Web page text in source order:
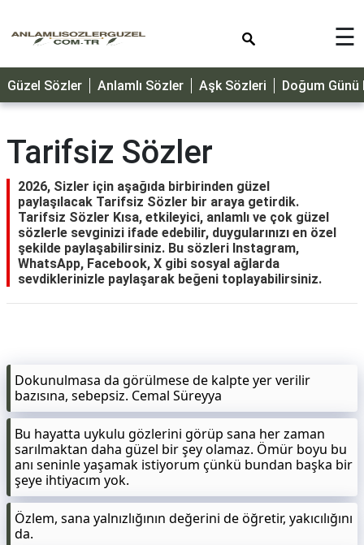
GÜZEL
SÖZLER
DOĞUM
GÜNÜ
MESAJLARI
ÖZEL
GÜNLER
DİNİ
SÖZLER
☰
Güzel Sözler Anlamlı Sözler Aşk Sözleri Doğum Günü
Tarifsiz Sözler
2026, Sizler için aşağıda birbirinden güzel
paylaşılacak Tarifsiz Sözler bir araya getirdik.
Tarifsiz Sözler Kısa, etkileyici, anlamlı ve çok güzel
sözlerle sevginizi ifade edebilir, duygularınızı en özel
şekilde paylaşabilirsiniz. Bu sözleri Instagram,
WhatsApp, Facebook, X gibi sosyal ağlarda
sevdiklerinizle paylaşarak beğeni toplayabilirsiniz.
Dokunulmasa da görülmese de kalpte yer verilir
bazısına, sebepsiz. Cemal Süreyya
Bu hayatta uykulu gözlerini görüp sana her zaman
sarılmaktan daha güzel bir şey olamaz. Ömür boyu bu
anı seninle yaşamak istiyorum çünkü bundan başka bir
şeye ihtiyacım yok.
Özlem, sana yalnızlığının değerini de öğretir, yakıcılığını
da.